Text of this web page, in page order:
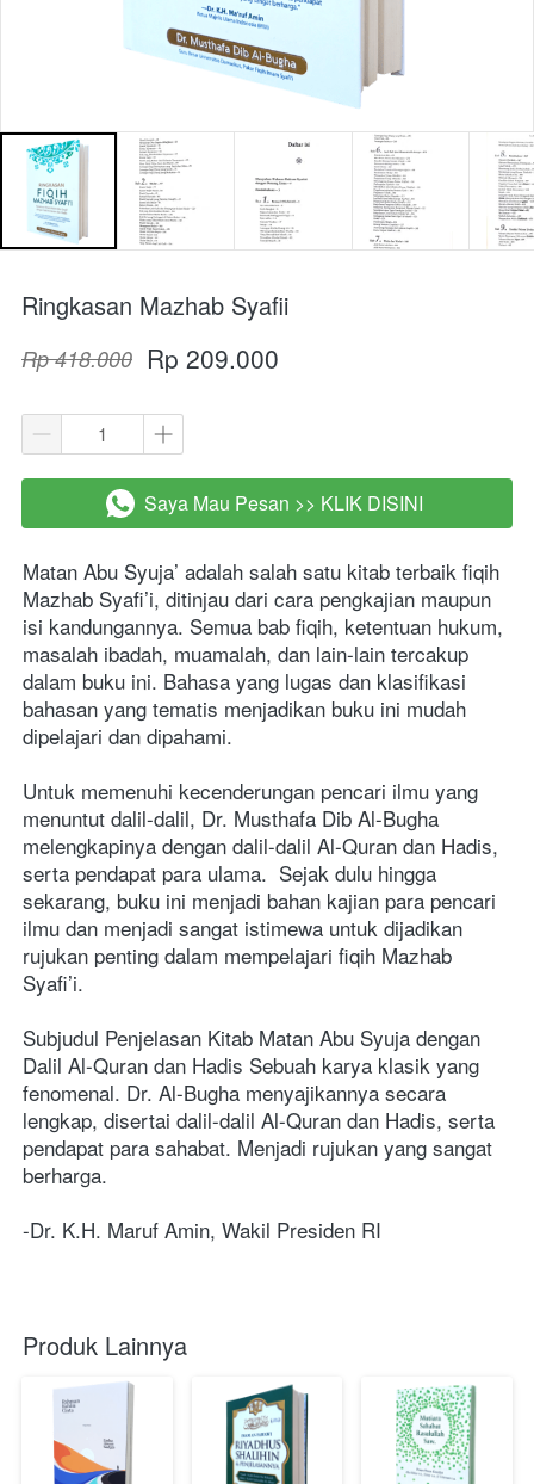
Ringkasan Mazhab Syafii
Rp 418.000 Rp 209.000
` Saya Mau Pesan >> KLIK DISINI
Matan Abu Syuja’ adalah salah satu kitab terbaik fiqih
Mazhab Syafi’i, ditinjau dari cara pengkajian maupun
isi kandungannya. Semua bab fiqih, ketentuan hukum,
masalah ibadah, muamalah, dan lain-lain tercakup
dalam buku ini. Bahasa yang lugas dan klasifikasi
bahasan yang tematis menjadikan buku ini mudah
dipelajari dan dipahami.
Untuk memenuhi kecenderungan pencari ilmu yang
menuntut dalil-dalil, Dr. Musthafa Dib Al-Bugha
melengkapinya dengan dalil-dalil Al-Quran dan Hadis,
serta pendapat para ulama.  Sejak dulu hingga
sekarang, buku ini menjadi bahan kajian para pencari
ilmu dan menjadi sangat istimewa untuk dijadikan
rujukan penting dalam mempelajari fiqih Mazhab
Syafi’i.
Subjudul Penjelasan Kitab Matan Abu Syuja dengan
Dalil Al-Quran dan Hadis Sebuah karya klasik yang
fenomenal. Dr. Al-Bugha menyajikannya secara
lengkap, disertai dalil-dalil Al-Quran dan Hadis, serta
pendapat para sahabat. Menjadi rujukan yang sangat
berharga.
-Dr. K.H. Maruf Amin, Wakil Presiden RI
Produk Lainnya